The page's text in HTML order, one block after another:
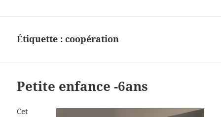
Étiquette :coopération
Petite enfance -6ans
Cet